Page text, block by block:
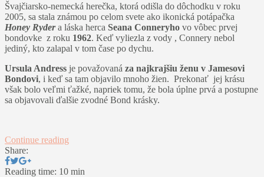
Švajčiarsko-nemecká herečka, ktorá odišla do dôchodku v roku
2005, sa stala známou po celom svete ako ikonická potápačka
Honey Rydera láska herca Seana Conneryho vo vôbec prvej
bondovke z roku 1962. Keď vyliezla z vody , Connery nebol
jediný, kto zalapal v tom čase po dychu.
Ursula Andress je považovaná za najkrajšiu ženu v Jamesovi
Bondovi, i keď sa tam objavilo mnoho žien. Prekonať jej krásu
však bolo veľmi ťažké, napriek tomu, že bola úplne prvá a postupne
sa objavovali ďalšie zvodné Bond krásky.
Continue reading
Share:
Reading time: 10 min